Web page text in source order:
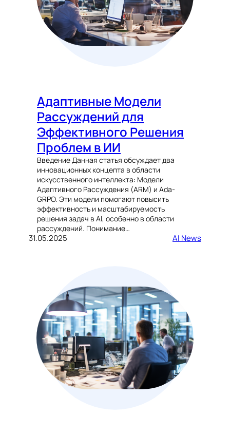
Адаптивные Модели
Рассуждений для
Эффективного Решения
Проблем в ИИ
Введение Данная статья обсуждает два
инновационных концепта в области
искусственного интеллекта: Модели
Адаптивного Рассуждения (ARM) и Ada-
GRPO. Эти модели помогают повысить
эффективность и масштабируемость
решения задач в AI, особенно в области
рассуждений. Понимание…
31.05.2025 AI News